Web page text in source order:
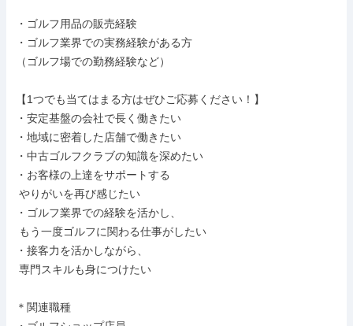
・ゴルフ用品の販売経験
・ゴルフ業界での実務経験がある方
（ゴルフ場での勤務経験など）
【1つでも当てはまる方はぜひご応募ください！】
・安定基盤の会社で長く働きたい
・地域に密着した店舗で働きたい
・中古ゴルフクラブの知識を深めたい
・お客様の上達をサポートする
・ゴルフ業界での経験を活かし、
・接客力を活かしながら、
＊関連職種